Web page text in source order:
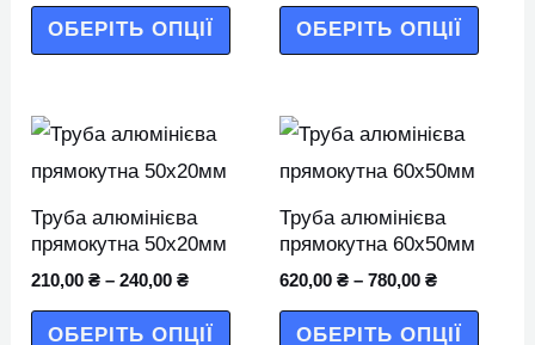
ОБЕРІТЬ ОПЦІЇ
Параметри
можна
ОБЕРІТЬ ОПЦІЇ
Труба алюмінієва
прямокутна 50х20мм
210,00₴ –240,00₴
ОБЕРІТЬ ОПЦІЇ
товар
кілька
варіантів.
Параметри
Труба алюмінієва
прямокутна 60х50мм
620,00 ₴ – 780,00 ₴
ОБЕРІТЬ ОПЦІЇ